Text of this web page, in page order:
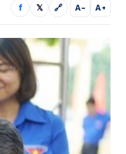
f 𝕏 🔗 A− A+